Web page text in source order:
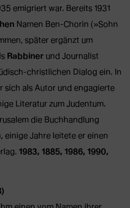
emigriert war. Bereits 1931
Namen Ben-Chorin (»Sohn
später ergänzt um
Rabbiner und Journalist
christlichen Dialog ein. In
sich als Autor und engagierte
Literatur zum Judentum.
die Buchhandlung
einige Jahre leitete er einen
1983, 1885, 1986, 1990,